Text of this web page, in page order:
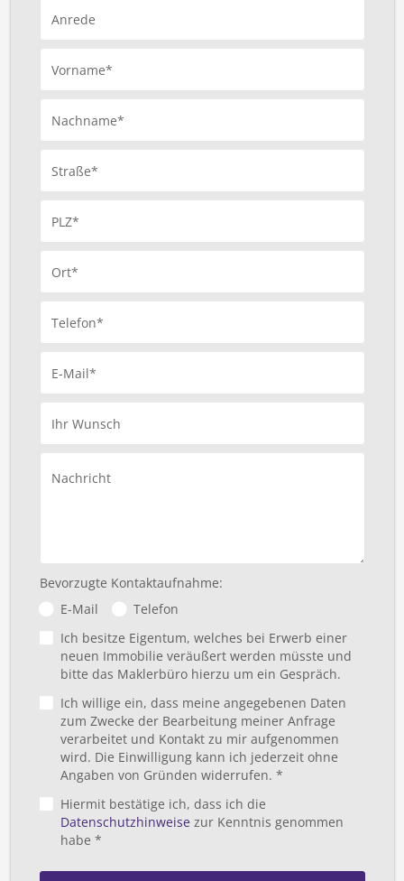
Anrede
Vorname*
Nachname*
Straße*
PLZ*
Ort*
Telefon*
E-Mail*
Ihr Wunsch
Nachricht
Bevorzugte Kontaktaufnahme:
E-Mail
Telefon
Ich besitze Eigentum, welches bei Erwerb einer
neuen Immobilie veräußert werden müsste und
bitte das Maklerbüro hierzu um ein Gespräch.
Ich willige ein, dass meine angegebenen Daten
zum Zwecke der Bearbeitung meiner Anfrage
verarbeitet und Kontakt zu mir aufgenommen
wird. Die Einwilligung kann ich jederzeit ohne
Angaben von Gründen widerrufen. *
Hiermit bestätige ich, dass ich die
Datenschutzhinweisezur Kenntnis genommen
habe *